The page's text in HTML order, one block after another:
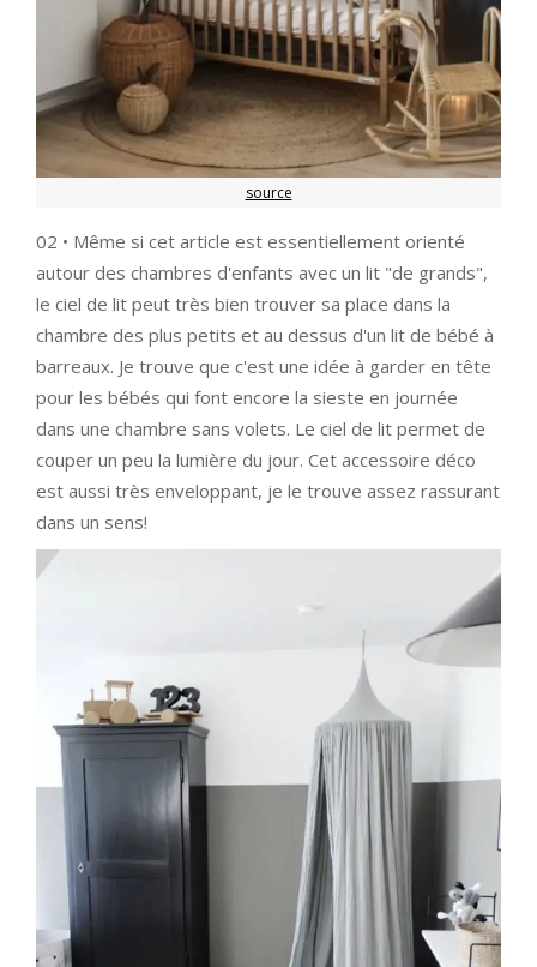
source
02 • Même si cet article est essentiellement orienté
autour des chambres d'enfants avec un lit "de grands",
le ciel de lit peut très bien trouver sa place dans la
chambre des plus petits et au dessus d'un lit de bébé à
barreaux. Je trouve que c'est une idée à garder en tête
pour les bébés qui font encore la sieste en journée
dans une chambre sans volets. Le ciel de lit permet de
couper un peu la lumière du jour. Cet accessoire déco
est aussi très enveloppant, je le trouve assez rassurant
dans un sens!